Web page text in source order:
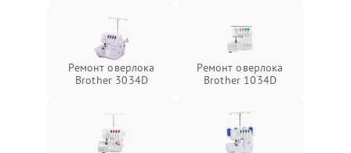
Ремонт оверлока
Brother 3034D
Ремонт оверлока
Brother 1034D